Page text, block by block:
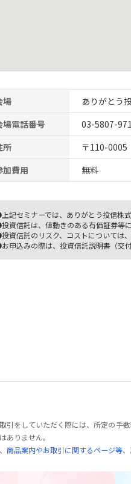
場
ありがとう
場電話番号
03-5807-
所
〒110-
加費用
無料
記セミナーでは、ありがとう投信株
資信託は、値動きのある有価証券等
資信託のリスク、コストについては
申込みの際は、投資信託説明書（交
をしていただく際には、所定の
ありません。
商品案内やお取引に関するページ等